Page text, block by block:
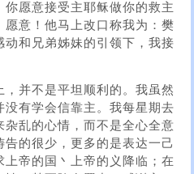
愿意接受主耶稣做你的救主
意！他马上改口称我为：樊
动和兄弟姊妹的引领下，我接
并不是平坦顺利的。我虽然
有学会信靠主。我每星期去
乱的心情，而不是全心全意
的很少，更多的是表达一己
帝的国丶上帝的义降临；在